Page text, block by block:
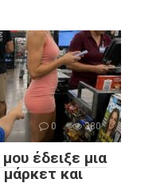
0 380
έδειξε μια
και